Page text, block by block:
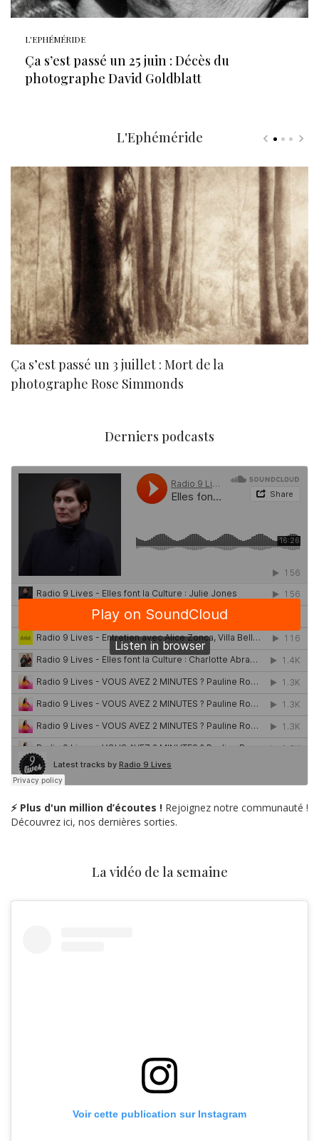
L'EPHÉMÉRIDE
Ça s’est passé un 25 juin : Décès du
photographe David Goldblatt
L'Ephéméride
Ça s’est passé un 3 juillet : Mort de la
photographe Rose Simmonds
Derniers podcasts
⚡ Plus d'un million d’écoutes ! Rejoignez notre communauté !
Découvrez ici, nos dernières sorties.
La vidéo de la semaine
Voir cette publication sur Instagram